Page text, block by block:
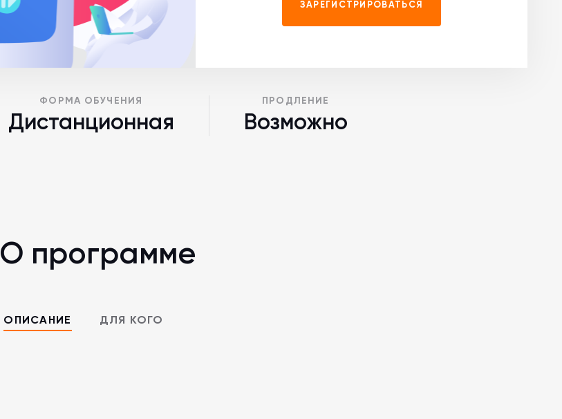
ЗАРЕГИСТРИРОВАТЬСЯ
ФОРМА ОБУЧЕНИЯ
Дистанционная
ПРОДЛЕНИЕ
Возможно
О программе
ОПИСАНИЕ ДЛЯ КОГО